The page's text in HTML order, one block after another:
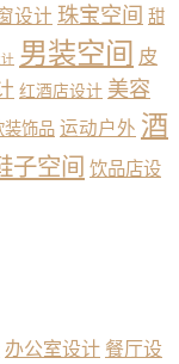
设计 珠宝空间 甜
男装空间 皮
红酒店设计 美容
装饰品 运动户外 酒
子空间 饮品店设
办公室设计 餐厅设